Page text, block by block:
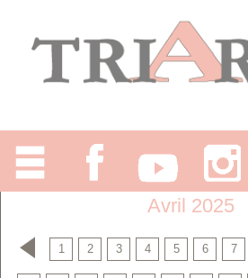
Avril 2025
1 2 3 4 5 6 7